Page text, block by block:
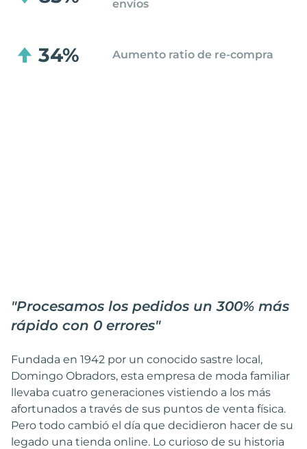
envíos
34% Aumento ratio de re-compra
"Procesamos los pedidos un 300% más
rápido con 0 errores"
Fundada en 1942 por un conocido sastre local,
Domingo Obradors, esta empresa de moda familiar
llevaba cuatro generaciones vistiendo a los más
afortunados a través de sus puntos de venta física.
Pero todo cambió el día que decidieron hacer de su
legado una tienda online. Lo curioso de su historia